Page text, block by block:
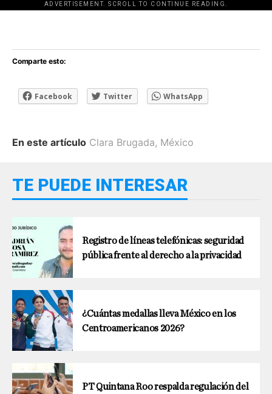
ADVERTISEMENT. SCROLL TO CONTINUE READING.
[adsforwp id="243463"]
Comparte esto:
Facebook Twitter WhatsApp
En este artículo Clara Brugada, México
TE PUEDE INTERESAR
Registro de líneas telefónicas: seguridad
pública frente al derecho a la privacidad
¿Cuántas medallas lleva México en los
Centroamericanos 2026?
PT Quintana Roo respalda regulación del